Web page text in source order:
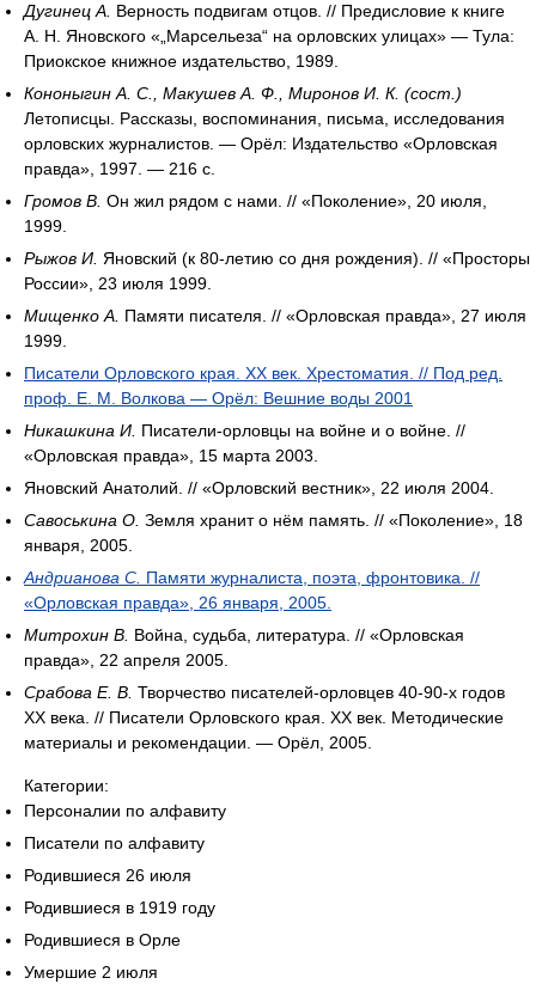
Дугинец А. Верность подвигам отцов. // Предисловие к книге
А. Н. Яновского «„Марсельеза“ на орловских улицах» — Тула:
Приокское книжное издательство, 1989.
Кононыгин А. С., Макушев А. Ф., Миронов И. К. (сост.)
Летописцы. Рассказы, воспоминания, письма, исследования
орловских журналистов. — Орёл: Издательство «Орловская
правда», 1997. — 216 с.
Громов В. Он жил рядом с нами. // «Поколение», 20 июля,
1999.
Рыжов И. Яновский (к 80-летию со дня рождения). // «Просторы
России», 23 июля 1999.
Мищенко А. Памяти писателя. // «Орловская правда», 27 июля
1999.
Писатели Орловского края. ХХ век. Хрестоматия. // Под ред.
проф. Е. М. Волкова — Орёл: Вешние воды 2001
Никашкина И. Писатели-орловцы на войне и о войне. //
«Орловская правда», 15 марта 2003.
Яновский Анатолий. // «Орловский вестник», 22 июля 2004.
Савоськина О. Земля хранит о нём память. // «Поколение», 18
января, 2005.
Андрианова С. Памяти журналиста, поэта, фронтовика. //
«Орловская правда», 26 января, 2005.
Митрохин В. Война, судьба, литература. // «Орловская
правда», 22 апреля 2005.
Срабова Е. В. Творчество писателей-орловцев 40-90-х годов
XX века. // Писатели Орловского края. XX век. Методические
материалы и рекомендации. — Орёл, 2005.
Категории:
Персоналии по алфавиту
Писатели по алфавиту
Родившиеся 26 июля
Родившиеся в 1919 году
Родившиеся в Орле
Умершие 2 июля